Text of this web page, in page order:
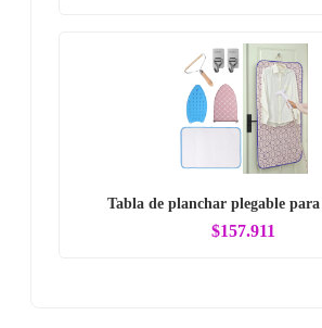
Tabla de planchar plegable
$157.911